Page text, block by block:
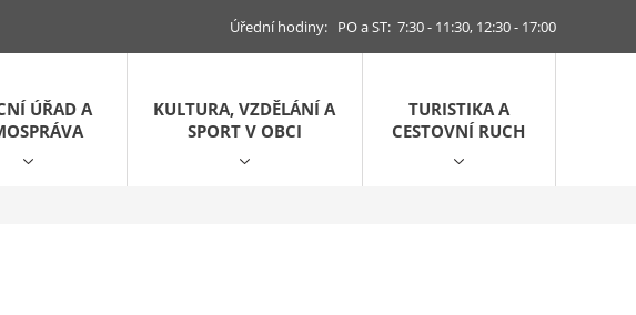
Úřední hodiny: PO a ST: 7:30 - 11:30, 12:30 - 17:00
ÚŘAD A
KULTURA, VZDĚLÁNÍ A
SPORT V OBCI
TURISTIKA A
CESTOVNÍ RUCH